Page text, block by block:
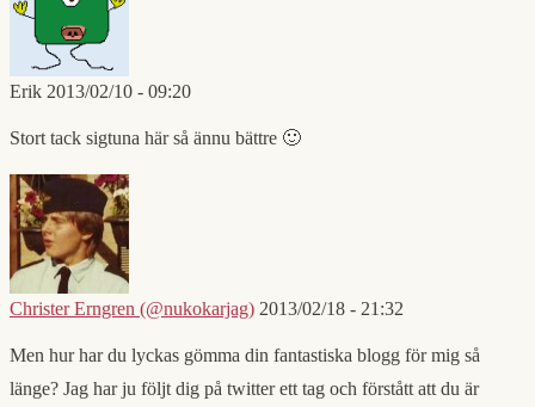
Erik 2013/02/10 - 09:20
Stort tack sigtuna här så ännu bättre 🙂
Christer Erngren (@nukokarjag) 2013/02/18 - 21:32
Men hur har du lyckas gömma din fantastiska blogg för mig så
länge? Jag har ju följt dig på twitter ett tag och förstått att du är